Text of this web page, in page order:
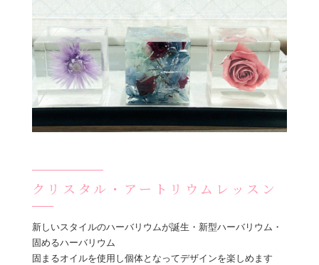
クリスタル・アートリウムレッスン
新しいスタイルのハーバリウムが誕生・新型ハーバリウム・
固めるハーバリウム
固まるオイルを使用し個体となってデザインを楽しめます